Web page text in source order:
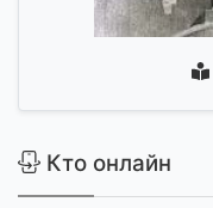
Кто онлайн